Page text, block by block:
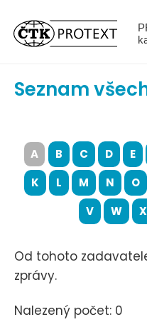
Seznam
A B C D E
K
L M N O
V
W X
Od tohoto
zprávy.
Nalezený počet: 0